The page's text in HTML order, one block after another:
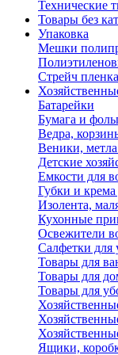
Технические
Товары без
Упаковка
Мешки
Стрейч пленка
Батарейки
Бумага и
Ведра,
Веники,
Детские
Емкости для
Губки и крема
Изолента,
Кухонные
Освежители
Салфетки для
Товары для
Товары для
Товары для
Ящики,